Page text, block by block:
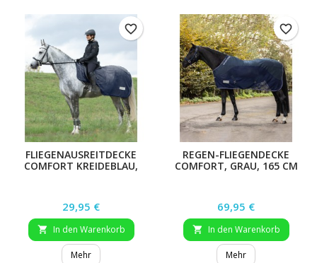
FLIEGENAUSREITDECKE
COMFORT KREIDEBLAU,
Preis
29,95 €
 In den Warenkorb
Mehr
favorite_border
REGEN-FLIEGENDECKE
COMFORT, GRAU, 165 CM
Preis
69,95 €
 In den Warenkorb
Mehr
favorite_border